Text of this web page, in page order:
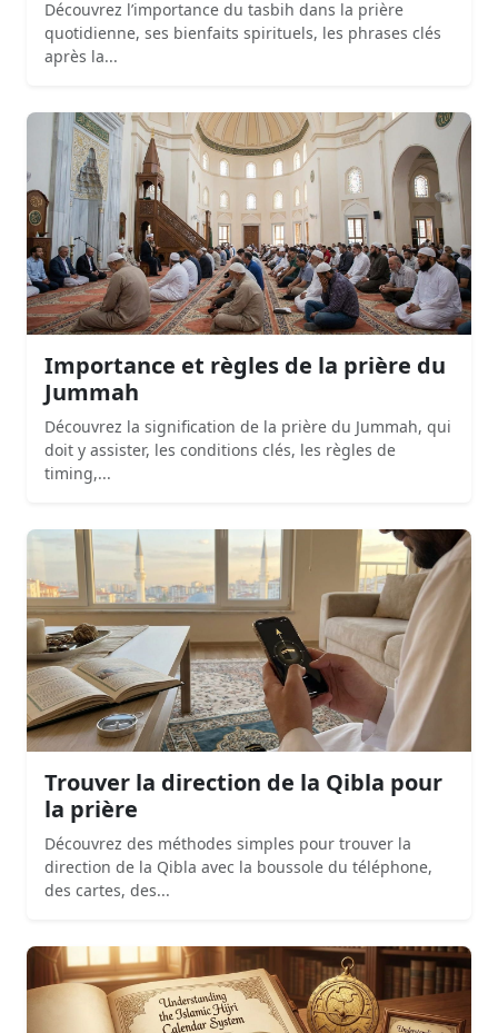
Découvrez l’importance du tasbih dans la prière
quotidienne, ses bienfaits spirituels, les phrases clés
après la...
Importance et règles de la prière du
Jummah
Découvrez la signification de la prière du Jummah, qui
doit y assister, les conditions clés, les règles de
timing,...
Trouver la direction de la Qibla pour
la prière
Découvrez des méthodes simples pour trouver la
direction de la Qibla avec la boussole du téléphone,
des cartes, des...